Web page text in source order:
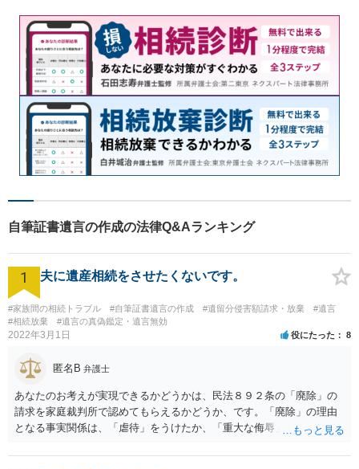
自筆証書遺言の作成の法律Q&Aランキング
1 夫に遺産相続をさせたくないです。
#家族間の相続トラブル #自筆証書遺言の作成 #遺留分侵害額請求・放棄
#遺言
#相続放棄
#遺言の真偽鑑定・遺言無効
2022年3月1日 役にたった 8
匿名B 弁護士
あなたのお考えが実現できるかどうかは、民法８９２条の「廃除」の
請求を家庭裁判所で認めてもらえるかどうか、です。「廃除」の理由
となる事実関係は、「虐待」をうけたか、「重大な侮辱」を受けた
「廃除」は遺言でも可能です（民法８９３条）。 弁護士に具体的な事